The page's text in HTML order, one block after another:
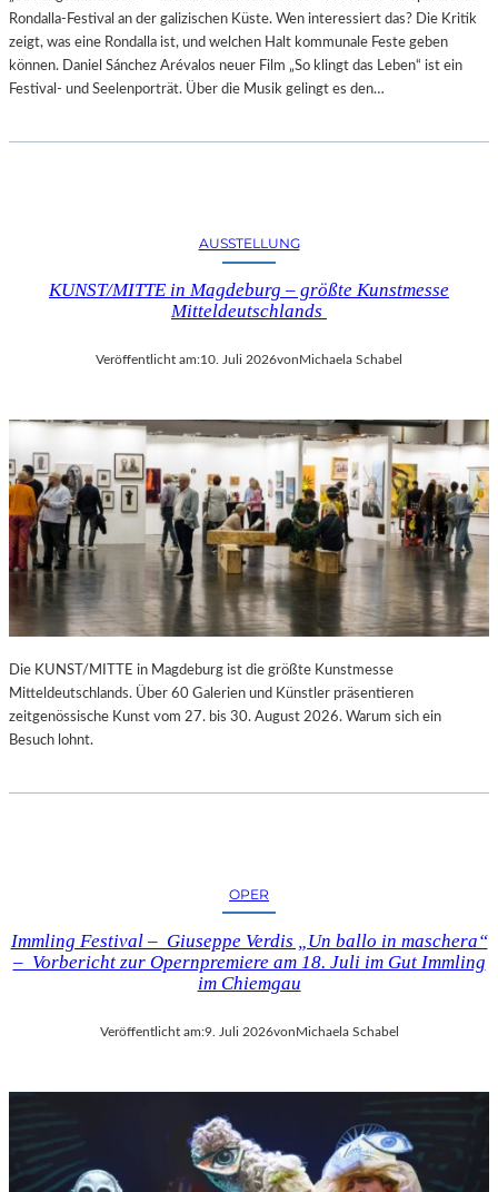
Rondalla-Festival an der galizischen Küste. Wen interessiert das? Die Kritik
zeigt, was eine Rondalla ist, und welchen Halt kommunale Feste geben
können. Daniel Sánchez Arévalos neuer Film „So klingt das Leben“ ist ein
Festival- und Seelenporträt. Über die Musik gelingt es den…
AUSSTELLUNG
KUNST/MITTE in Magdeburg – größte Kunstmesse
Mitteldeutschlands
Veröffentlicht am:10. Juli 2026vonMichaela Schabel
Die KUNST/MITTE in Magdeburg ist die größte Kunstmesse
Mitteldeutschlands. Über 60 Galerien und Künstler präsentieren
zeitgenössische Kunst vom 27. bis 30. August 2026. Warum sich ein
Besuch lohnt.
OPER
Immling Festival – Giuseppe Verdis „Un ballo in maschera“
– Vorbericht zur Opernpremiere am 18. Juli im Gut Immling
im Chiemgau
Veröffentlicht am:9. Juli 2026vonMichaela Schabel